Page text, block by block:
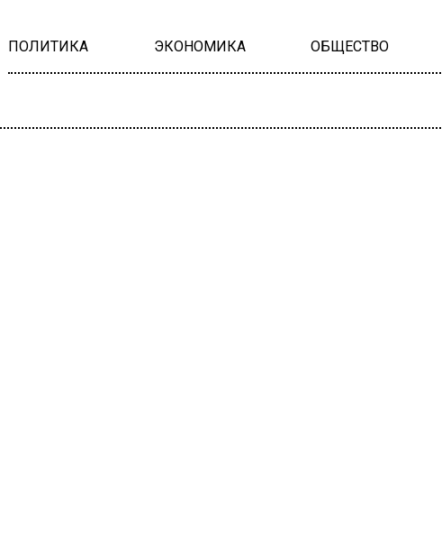
ПОЛИТИКА ЭКОНОМИКА ОБЩЕСТВО